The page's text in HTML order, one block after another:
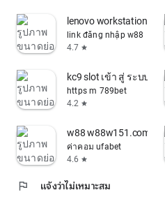
lenovo workstation p52
link đăng nhập w88
4.7 star
kc9 slot เข้า สู่ ระบบ
https m 789bet
4.2 star
w88 w88w151.com
ค่าคอม ufabet
4.6 star
flag แจ้งว่าไม่เหมาะสม